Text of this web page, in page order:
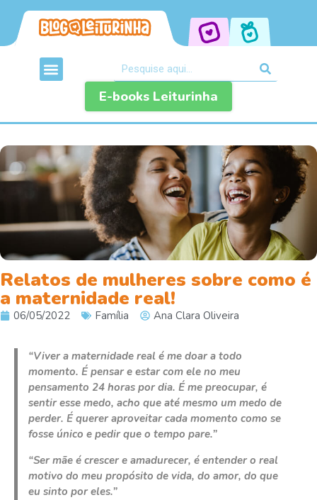
E-books Leiturinha
Relatos de mulheres sobre como é
a maternidade real!
06/05/2022 Família Ana Clara Oliveira
“Viver a maternidade real é me doar a todo
momento. É pensar e estar com ele no meu
pensamento 24 horas por dia. É me preocupar, é
sentir esse medo, acho que até mesmo um medo de
perder. É querer aproveitar cada momento como se
fosse único e pedir que o tempo pare.”
“Ser mãe é crescer e amadurecer, é entender o real
motivo do meu propósito de vida, do amor, do que
eu sinto por eles.”